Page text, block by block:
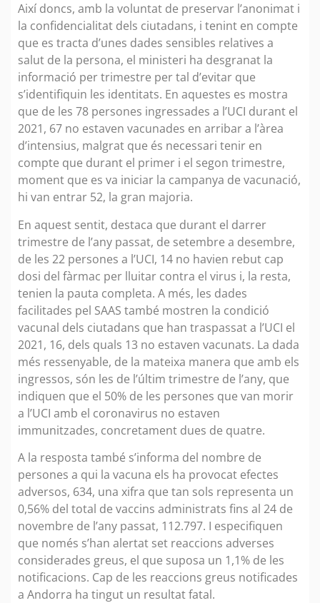
Així doncs, amb la voluntat de preservar l’anonimat i
la confidencialitat dels ciutadans, i tenint en compte
que es tracta d’unes dades sensibles relatives a
salut de la persona, el ministeri ha desgranat la
informació per trimestre per tal d’evitar que
s’identifiquin les identitats. En aquestes es mostra
que de les 78 persones ingressades a l’UCI durant el
2021, 67 no estaven vacunades en arribar a l’àrea
d’intensius, malgrat que és necessari tenir en
compte que durant el primer i el segon trimestre,
moment que es va iniciar la campanya de vacunació,
hi van entrar 52, la gran majoria.
En aquest sentit, destaca que durant el darrer
trimestre de l’any passat, de setembre a desembre,
de les 22 persones a l’UCI, 14 no havien rebut cap
dosi del fàrmac per lluitar contra el virus i, la resta,
tenien la pauta completa. A més, les dades
facilitades pel SAAS també mostren la condició
vacunal dels ciutadans que han traspassat a l’UCI el
2021, 16, dels quals 13 no estaven vacunats. La dada
més ressenyable, de la mateixa manera que amb els
ingressos, són les de l’últim trimestre de l’any, que
indiquen que el 50% de les persones que van morir
a l’UCI amb el coronavirus no estaven
immunitzades, concretament dues de quatre.
A la resposta també s’informa del nombre de
persones a qui la vacuna els ha provocat efectes
adversos, 634, una xifra que tan sols representa un
0,56% del total de vaccins administrats fins al 24 de
novembre de l’any passat, 112.797. I especifiquen
que només s’han alertat set reaccions adverses
considerades greus, el que suposa un 1,1% de les
notificacions. Cap de les reaccions greus notificades
a Andorra ha tingut un resultat fatal.